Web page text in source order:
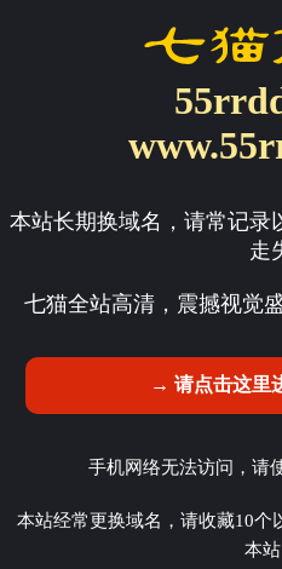
本站长期换域名，请常记录
走
七猫全站高清，震撼视觉
→ 请点击这里
手机网络无法访问，请
本站经常更换域名，请收藏10个
本站